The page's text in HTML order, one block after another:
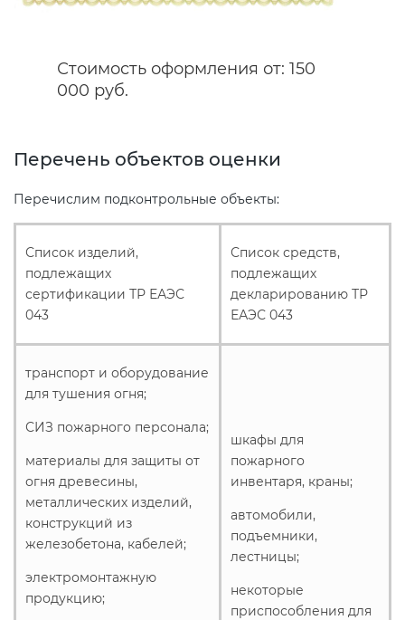
Стоимость оформления от: 150
000 руб.
Перечень объектов оценки
Перечислим подконтрольные объекты:
Список изделий,
подлежащих
сертификации ТР ЕАЭС
043
Список средств,
подлежащих
декларированию ТР
ЕАЭС 043
транспорт и оборудование
для тушения огня;
СИЗ пожарного персонала;
материалы для защиты от
огня древесины,
металлических изделий,
конструкций из
железобетона, кабелей;
электромонтажную
продукцию;
шкафы для
пожарного
инвентаря, краны;
автомобили,
подъемники,
лестницы;
некоторые
приспособления для
товаров
БАДы